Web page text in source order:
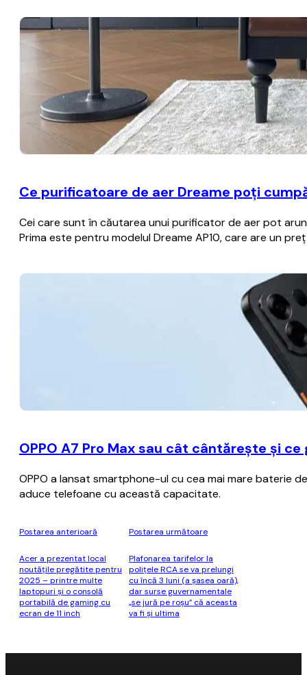
Ce purificatoare de aer Dreame poți
Cei care sunt în căutarea unui purificator de aer pot
Prima este pentru modelul Dreame AP10, care are un
OPPO A7 Pro Max sau cât cântărește și
OPPO a lansat smartphone-ul cu cea mai mare baterie
aduce telefoane cu această capacitate.
Postarea anterioară
Acer a prezentat local
noutățile pregătite pentru
2025 – printre multe
laptopuri și o consolă
portabilă de gaming cu
ecran de 11 inch
Postarea următoare
Plafonarea tarifelor la
poliţele RCA se va prelungi
cu încă 3 luni (a şasea oară),
dar surse guvernamentale
„se jură pe roşu” că aceasta
va fi şi ultima